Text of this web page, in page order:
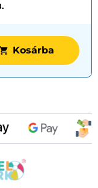
Kosárba